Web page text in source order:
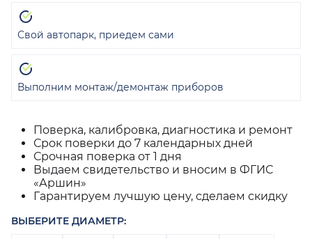
Поверка, калибровка, диагностика и ремонт
Срок поверки до 7 календарных дней
Срочная поверка от 1 дня
Выдаем свидетельство и вносим в ФГИС
«Аршин»
Гарантируем лучшую цену, сделаем скидку
ВЫБЕРИТЕ ДИАМЕТР:
Свой автопарк, приедем сами
Выполним монтаж/демонтаж приборов